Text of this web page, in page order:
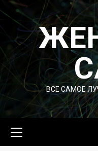
Перейти
содержимому
ВСЕ САМОЕ
меню